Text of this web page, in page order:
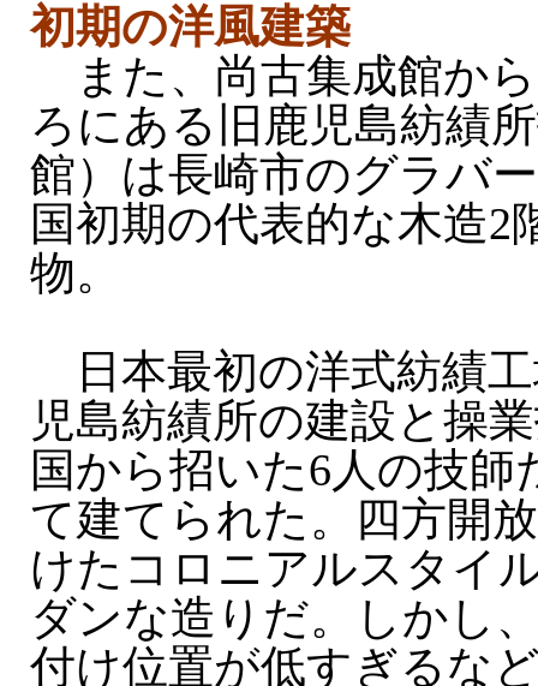
初期の洋風建築
また、尚古集成館か
ろにある旧鹿児島紡績
館）は長崎市のグラバ
国初期の代表的な木造2
物。
日本最初の洋式紡績
児島紡績所の建設と操
国から招いた6人の技師
て建てられた。四方開
けたコロニアルスタイ
ダンな造りだ。しかし
付け位置が低すぎるな